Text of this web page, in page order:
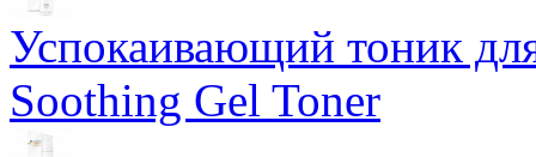
Успокаивающий тоник
Soothing Gel Toner